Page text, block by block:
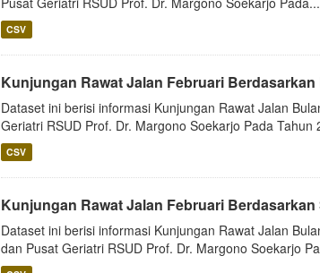
CSV
Kunjungan Rawat Jalan Februari
Dataset ini berisi informasi Kunjungan Rawat Jalan
Geriatri RSUD Prof. Dr. Margono Soekarjo Pada Tahun
CSV
Kunjungan Rawat Jalan Februari
Dataset ini berisi informasi Kunjungan Rawat Jalan
dan Pusat Geriatri RSUD Prof. Dr. Margono Soekarjo